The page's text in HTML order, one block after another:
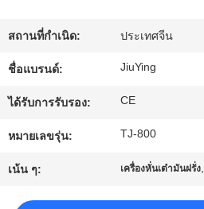
ทัวร์
โรงงาน
การ
ควบคุม
สถานที่กำเนิด: ประเทศจีน
ชื่อแบรนด์: JiuYing
ได้รับการรับรอง: CE
หมายเลขรุ่น: TJ-800
เน้น ๆ: เครื่องหั่นเต๋ามันฝรั่ง,